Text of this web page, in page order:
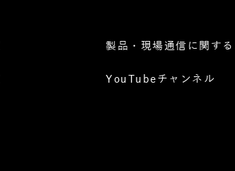
製品・現場通信に関す
YouTubeチャンネル